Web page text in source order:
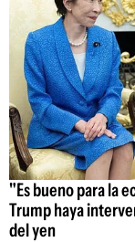
"Es bueno para la
Trump haya
del yen